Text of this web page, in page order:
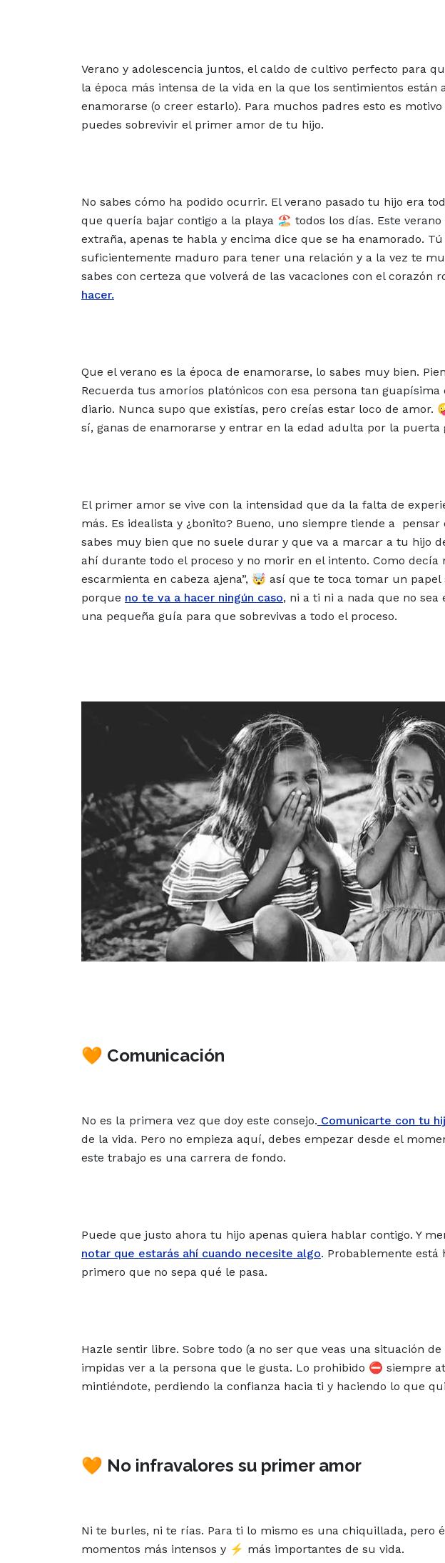
Verano y adolescencia juntos, el caldo de cultivo perfecto para
la época más intensa de la vida en la que los sentimientos están
enamorarse (o creer estarlo). Para muchos padres esto es
puedes sobrevivir el primer amor de tu hijo.
No sabes cómo ha podido ocurrir. El verano pasado tu hijo era
que quería bajar contigo a la playa 🏖️ todos los días. Este
extraña, apenas te habla y encima dice que se ha enamorado.
suficientemente maduro para tener una relación y a la vez te
sabes con certeza que volverá de las vacaciones con el corazón
hacer.
Que el verano es la época de enamorarse, lo sabes muy bien.
Recuerda tus amoríos platónicos con esa persona tan
diario. Nunca supo que existías, pero creías estar loco de amor.
sí, ganas de enamorarse y entrar en la edad adulta por la puerta
El primer amor se vive con la intensidad que da la falta de
más. Es idealista y ¿bonito? Bueno, uno siempre tiende a
sabes muy bien que no suele durar y que va a marcar a tu hijo
ahí durante todo el proceso y no morir en el intento. Como decía
escarmienta en cabeza ajena”, 🤯 así que te toca tomar un papel
porque no te va a hacer ningún caso, ni a ti ni a nada que no sea
una pequeña guía para que sobrevivas a todo el proceso.
🧡 Comunicación
No es la primera vez que doy este consejo. Comunicarte con tu
de la vida. Pero no empieza aquí, debes empezar desde el
este trabajo es una carrera de fondo.
Puede que justo ahora tu hijo apenas quiera hablar contigo. Y
notar que estarás ahí cuando necesite algo. Probablemente está
primero que no sepa qué le pasa.
Hazle sentir libre. Sobre todo (a no ser que veas una situación
impidas ver a la persona que le gusta. Lo prohibido ⛔ siempre
mintiéndote, perdiendo la confianza hacia ti y haciendo lo que
🧡 No infravalores su primer amor
Ni te burles, ni te rías. Para ti lo mismo es una chiquillada, pero
momentos más intensos y ⚡ más importantes de su vida.